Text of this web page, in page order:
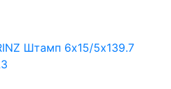
Штамп 6х15/5х139.7